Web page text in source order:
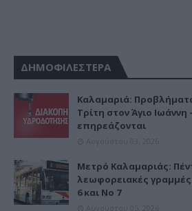
ΔΗΜΟΦΙΛΕΣΤΕΡΑ
Καλαμαριά:
Τρίτη στον Άγιο Ιωάννη
επηρεάζονται
Μετρό Καλαμαριάς:
λεωφορειακές γραμμές
6 και Νο 7